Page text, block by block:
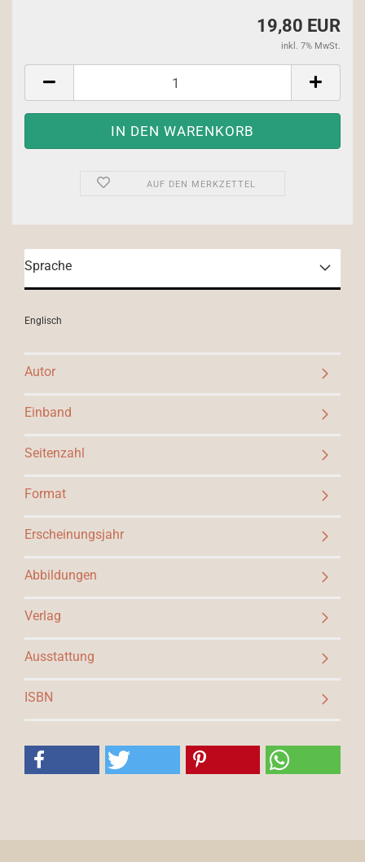
19,80 EUR
inkl. 7% MwSt.
AUF DEN MERKZETTEL
Sprache
Englisch
Autor
Einband
Seitenzahl
Format
Erscheinungsjahr
Abbildungen
Verlag
Ausstattung
ISBN